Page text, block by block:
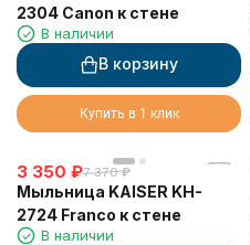
2304 Canon к стене
В наличии
В корзину
Купить в 1 клик
3 350 ₽7 370 ₽
Мыльница KAISER KH-
2724 Franco к стене
В наличии